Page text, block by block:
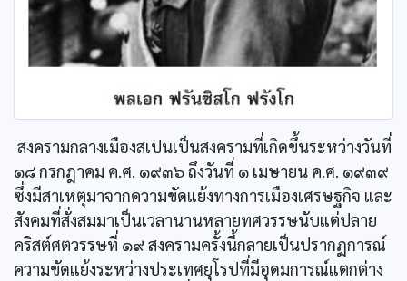
สงครามกลางเมืองสเปนเป็นสงครามที่เกิดขึ้นระหว่างวันที่
๑๘ กรกฎาคม ค.ศ. ๑๙๓๖ ถึงวันที่ ๑ เมษายน ค.ศ. ๑๙๓๙
ซึ่งมีสาเหตุมาจากความขัดแย้งทางการเมืองเศรษฐกิจ และ
สังคมที่สั่งสมมาเป็นเวลานานหลายทศวรรษนับแต่ปลาย
คริสต์ศตวรรษที่ ๑๙ สงครามครั้งนี้กลายเป็นปรากฏการณ์
ความขัดแย้งระหว่างประเทศยุโรปที่มีอุดมการณ์แตกต่าง